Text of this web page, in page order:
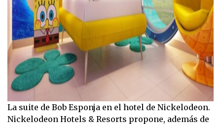
La suite de Bob Esponja en el hotel de Nickelodeon.
Nickelodeon Hotels & Resorts propone, además de